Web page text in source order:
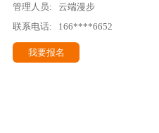
管理人员:
云端漫步
联系电话:
166****6652
我要报名